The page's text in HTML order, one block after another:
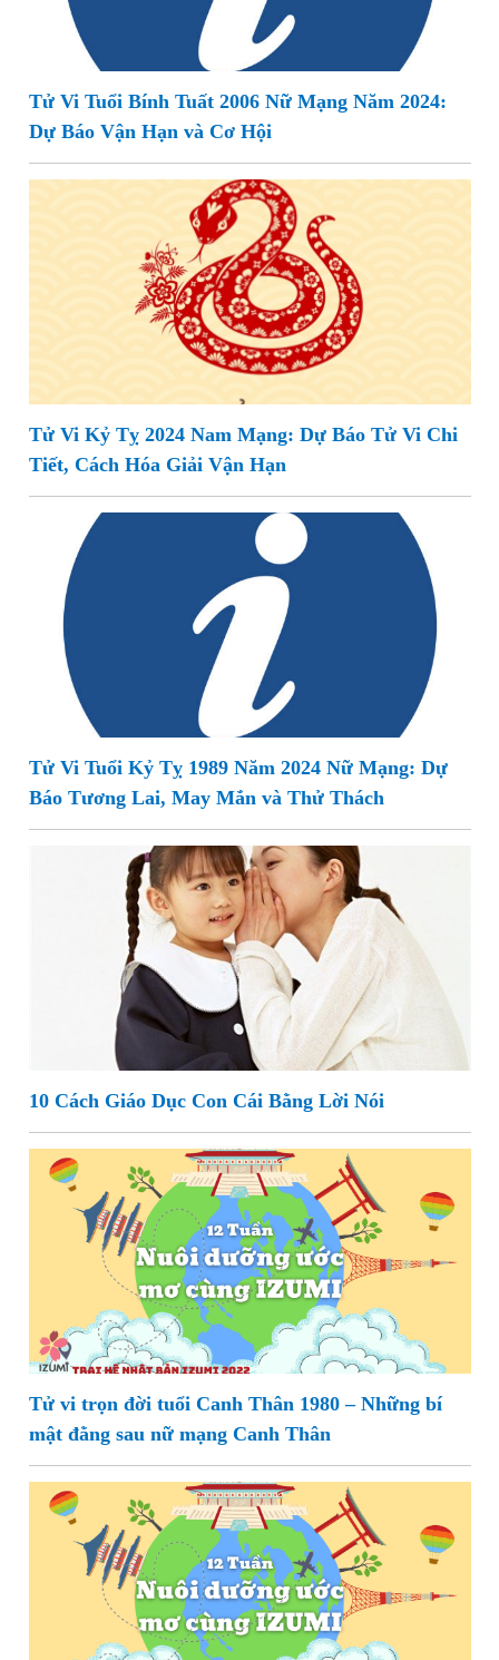
Tử Vi Tuổi Bính Tuất 2006 Nữ Mạng Năm 2024:
Dự Báo Vận Hạn và Cơ Hội
Tử Vi Kỷ Tỵ 2024 Nam Mạng: Dự Báo Tử Vi Chi
Tiết, Cách Hóa Giải Vận Hạn
Tử Vi Tuổi Kỷ Tỵ 1989 Năm 2024 Nữ Mạng: Dự
Báo Tương Lai, May Mắn và Thử Thách
10 Cách Giáo Dục Con Cái Bằng Lời Nói
Tử vi trọn đời tuổi Canh Thân 1980 – Những bí
mật đằng sau nữ mạng Canh Thân